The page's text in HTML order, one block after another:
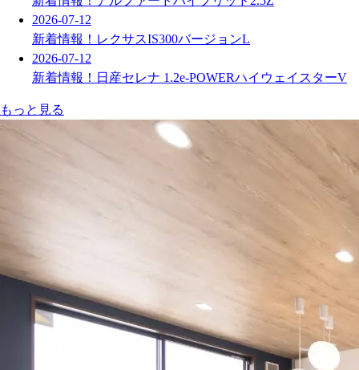
2026-07-12
新着情報！レクサスIS300バージョンL
2026-07-12
新着情報！日産セレナ 1.2e-POWERハイウェイスターV
もっと見る